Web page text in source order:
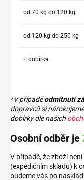
od 70 kg do 120 kg
od 120 kg do 250 kg
+ dobírka
*V případěodmítnutí
dopravců si
dobírky dle našich
Osobní odběr je
V případě, že zboží
(expedičním skladu) k
budeme vás po